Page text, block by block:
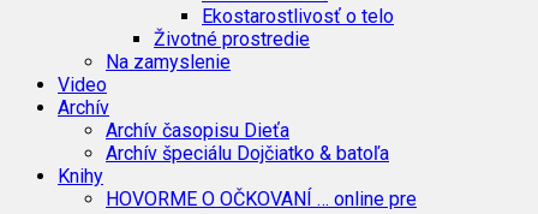
Ekostarostlivosť o telo
Životné prostredie
Na zamyslenie
Video
Archív
Archív časopisu Dieťa
Archív špeciálu Dojčiatko & batoľa
Knihy
HOVORME O OČKOVANÍ … online pre